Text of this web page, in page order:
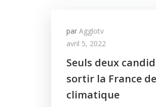
par Agglotv
avril 5, 2022
Seuls deux
sortir la France
climatique